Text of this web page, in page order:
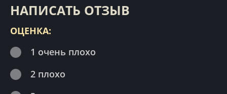
НАПИСАТЬ ОТЗЫВ
ОЦЕНКА:
1 очень плохо
2 плохо